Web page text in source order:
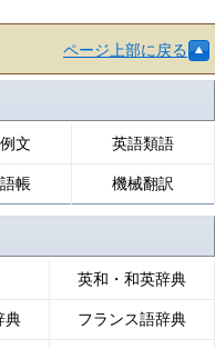
ページ上部に戻る
文 英語類語
帳 機械翻訳
英和・和英辞典
典 フランス語辞典